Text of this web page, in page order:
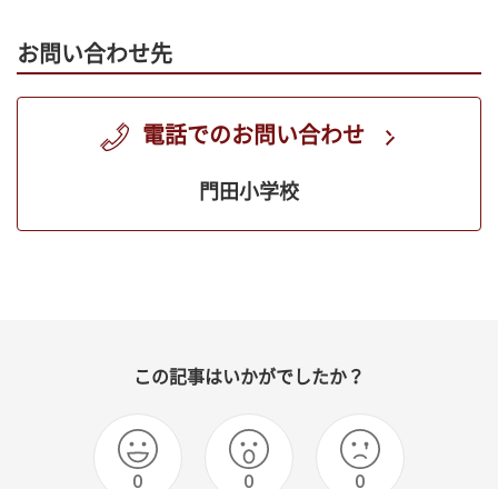
お問い合わせ先
電話でのお問い合わせ
門田小学校
この記事はいかがでしたか？
0 0 0